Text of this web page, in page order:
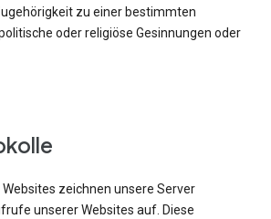
zu einer bestimmten
oder religiöse Gesinnungen oder
zeichnen unsere Server
unserer Websites auf. Diese